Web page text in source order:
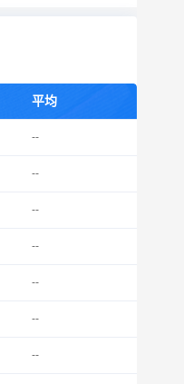
平均
--
--
--
--
--
--
--